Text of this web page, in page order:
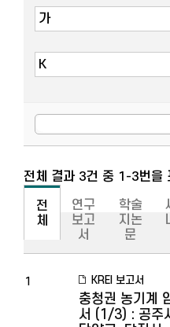
전체 결과 3건 중 1-3번을
전
체
연구
보고
서
학술
지논
문
1 KREI 보고서
충청권 농기계
서 (1/3) : 공주